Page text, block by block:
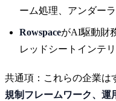
ーム処理、アンダー
RowspaceがAI駆動財
レッドシートインテ
共通項：これらの企業は
規制フレームワーク、運